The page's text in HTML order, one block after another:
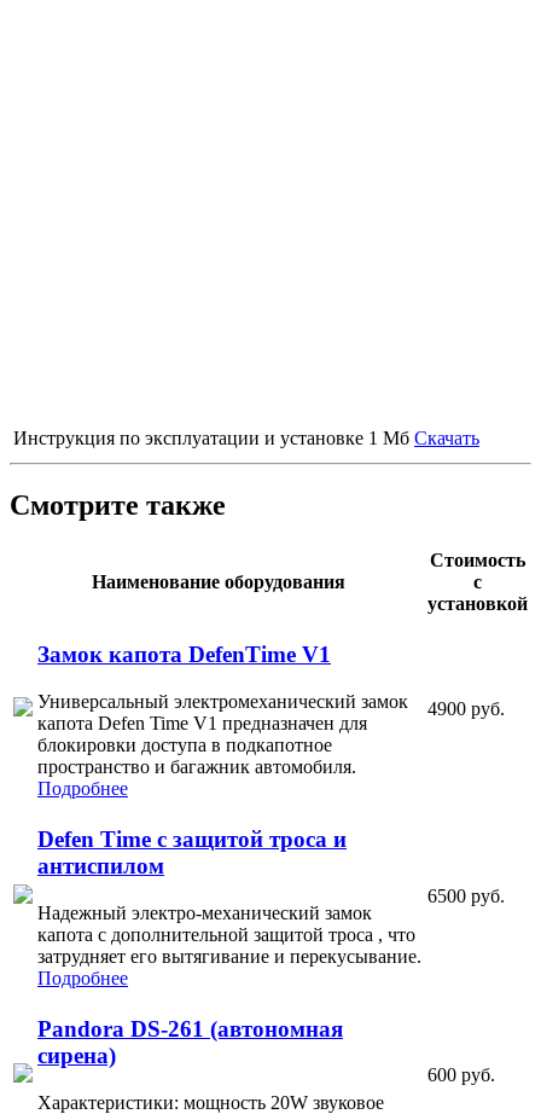
Инструкция по эксплуатации и установке 1 Мб Скачать
Смотрите также
Наименование оборудования
Стоимость
с
установкой
Замок капота DefenTime V1
Универсальный электромеханический замок
капота Defen Time V1 предназначен для
блокировки доступа в подкапотное
пространство и багажник автомобиля.
Подробнее
4900 руб.
Defen Time с защитой троса и
антиспилом
Надежный электро-механический замок
капота с дополнительной защитой троса , что
затрудняет его вытягивание и перекусывание.
Подробнее
6500 руб.
Pandora DS-261 (автономная
сирена)
Характеристики: мощность 20W звуковое
600 руб.